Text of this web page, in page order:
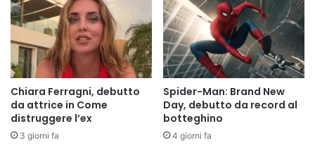
Chiara Ferragni, debutto
da attrice in Come
distruggere l’ex
3 giorni fa
Spider-Man: Brand New
Day, debutto da record al
botteghino
4 giorni fa